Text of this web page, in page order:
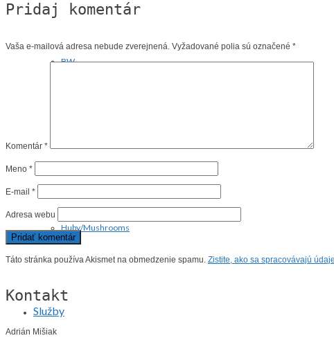
BW
Huby/Mushrooms
Služby
Pridaj komentár
Vaša e-mailová adresa nebude zverejnená. Vyžadované polia sú označené *
Komentár *
Meno *
E-mail *
Adresa webu
Táto stránka používa Akismet na obmedzenie spamu. Zistite, ako sa spracovávajú
Kontakt
Adrián Mišiak